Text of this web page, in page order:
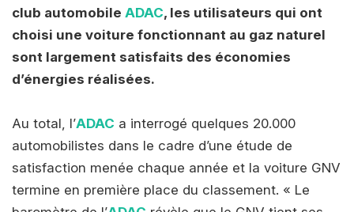
club automobile ADAC, les utilisateurs qui ont
choisi une voiture fonctionnant au gaz naturel
sont largement satisfaits des économies
d’énergies réalisées.
Au total, l’ADAC a interrogé quelques 20.000
automobilistes dans le cadre d’une étude de
satisfaction menée chaque année et la voiture GNV
termine en première place du classement. « Le